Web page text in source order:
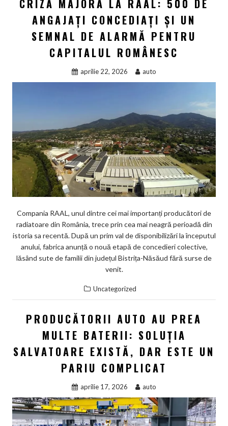
CRIZĂ MAJORĂ LA RAAL: 500 DE
ANGAJAȚI CONCEDIAȚI ȘI UN
SEMNAL DE ALARMĂ PENTRU
CAPITALUL ROMÂNESC
aprilie 22, 2026 auto
Compania RAAL, unul dintre cei mai importanți producători de
radiatoare din România, trece prin cea mai neagră perioadă din
istoria sa recentă. După un prim val de disponibilizări la începutul
anului, fabrica anunță o nouă etapă de concedieri colective,
lăsând sute de familii din județul Bistrița-Năsăud fără surse de
venit.
Uncategorized
PRODUCĂTORII AUTO AU PREA
MULTE BATERII: SOLUȚIA
SALVATOARE EXISTĂ, DAR ESTE UN
PARIU COMPLICAT
aprilie 17, 2026 auto